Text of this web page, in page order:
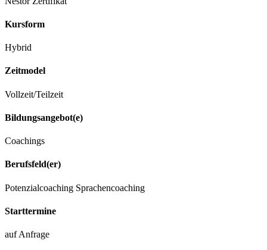
Kursform
Hybrid
Zeitmodel
Vollzeit/Teilzeit
Bildungsangebot(e)
Coachings
Berufsfeld(er)
Potenzialcoaching Sprachencoaching
Starttermine
auf Anfrage